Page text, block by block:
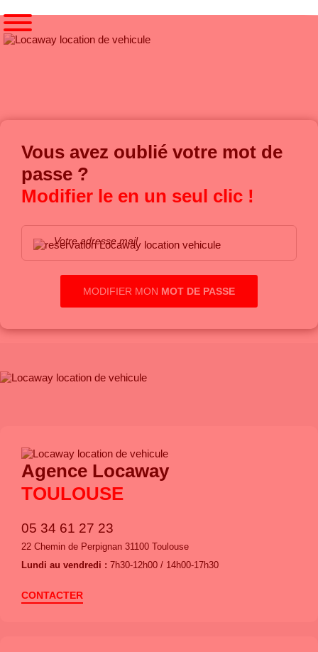
Vous avez oublié votre mot de
passe ?
Modifier le en un seul clic !
Votre adresse mail
MODIFIER MON MOT DE PASSE
Agence Locaway
TOULOUSE
05 34 61 27 23
22 Chemin de Perpignan 31100 Toulouse
Lundi au vendredi : 7h30-12h00 / 14h00-17h30
CONTACTER